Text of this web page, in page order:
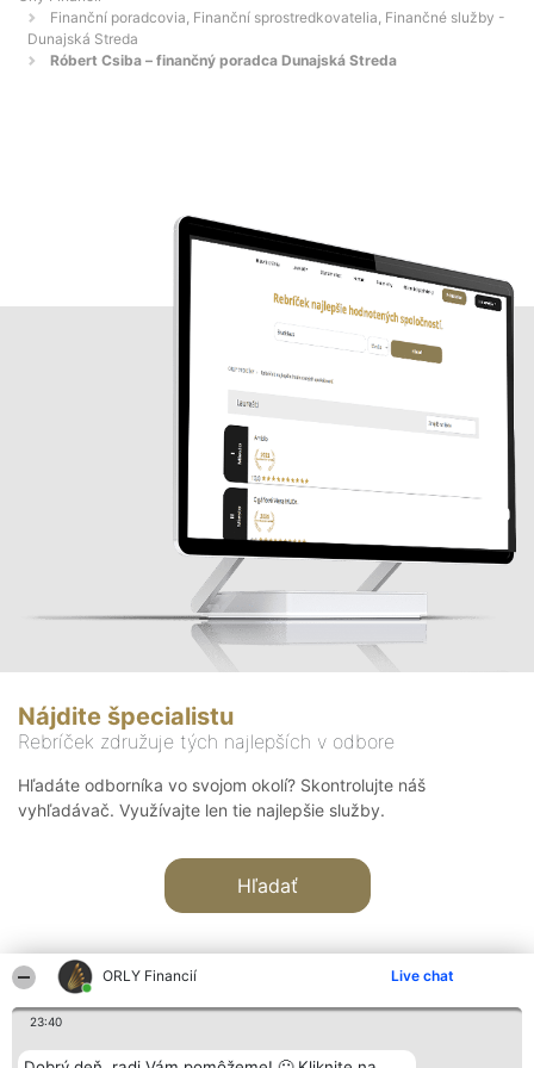
ORLY Financií Live chat
23:40
Finanční poradcovia, Finanční sprostredkovatelia, Finančné služby -
Dunajská Streda
Róbert Csiba – finančný poradca Dunajská Streda
Nájdite špecialistu
Rebríček združuje tých najlepších v odbore
Hľadáte odborníka vo svojom okolí? Skontrolujte náš
vyhľadávač. Využívajte len tie najlepšie služby.
Hľadať
Organizátor hodnotenia Hodnotenie Kontakt